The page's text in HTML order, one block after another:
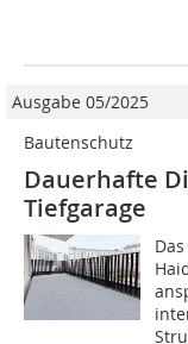
Ausgabe 05/2025
Bautenschutz
Dauerhafte
Tiefgarage